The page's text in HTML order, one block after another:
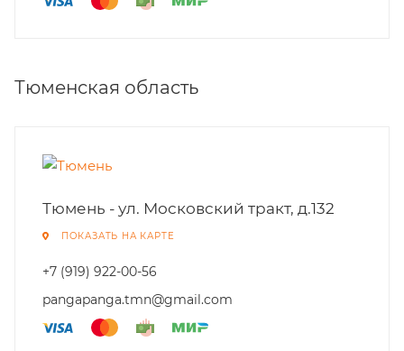
Тюменская область
Тюмень - ул. Московский тракт, д.132
ПОКАЗАТЬ НА КАРТЕ
+7 (919) 922-00-56
pangapanga.tmn@gmail.com